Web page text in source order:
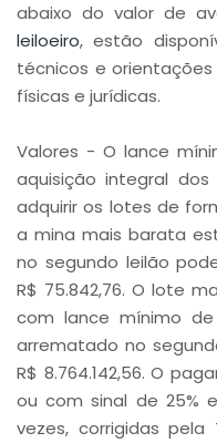
abaixo do valor de
leiloeiro, estão
técnicos e
físicas e jurídicas.
Valores - O lance
aquisição integral
adquirir os lotes de
a mina mais barata
no segundo leilão
R$ 75.842,76. O lote
com lance mínimo de
arrematado no
R$ 8.764.142,56. O
ou com sinal de 25%
vezes, corrigidas pela